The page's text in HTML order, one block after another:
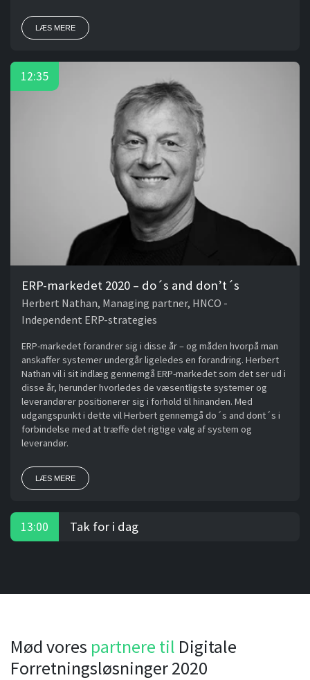
LÆS MERE
ERP-markedet 2020 – do´s and don’t´s
Herbert Nathan, Managing partner, HNCO -
Independent ERP-strategies
ERP-markedet forandrer sig i disse år – og måden hvorpå man
anskaffer systemer undergår ligeledes en forandring. Herbert
Nathan vil i sit indlæg gennemgå ERP-markedet som det ser ud i
disse år, herunder hvorledes de væsentligste systemer og
leverandører positionerer sig i forhold til hinanden. Med
udgangspunkt i dette vil Herbert gennemgå do´s and dont´s i
forbindelse med at træffe det rigtige valg af system og
leverandør.
LÆS MERE
12:35
13:00 Tak for i dag
Mød vores partnere til Digitale
Forretningsløsninger 2020